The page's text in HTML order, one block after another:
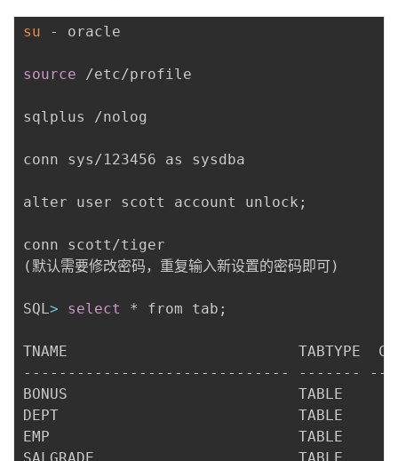
su - oracle
source /etc/profile
sqlplus /nolog
conn sys/123456 as sysdba
alter user scott account unlock ;
( 默认需要修改密码，重复输入新设置的密码即可)
SQL> select * from tab ;
TNAME                          TABTYPE
------------------------------ -------
BONUS                          TABLE
DEPT                           TABLE
EMP                            TABLE